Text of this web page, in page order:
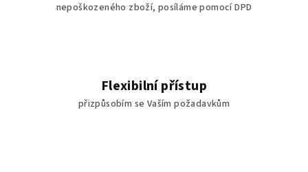
nepoškozeného zboží, posíláme pomocí DPD
Flexibilní přístup
přizpůsobím se Vaším požadavkům